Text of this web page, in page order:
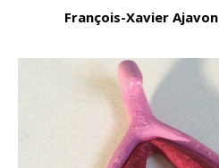
François-Xavier Ajavon